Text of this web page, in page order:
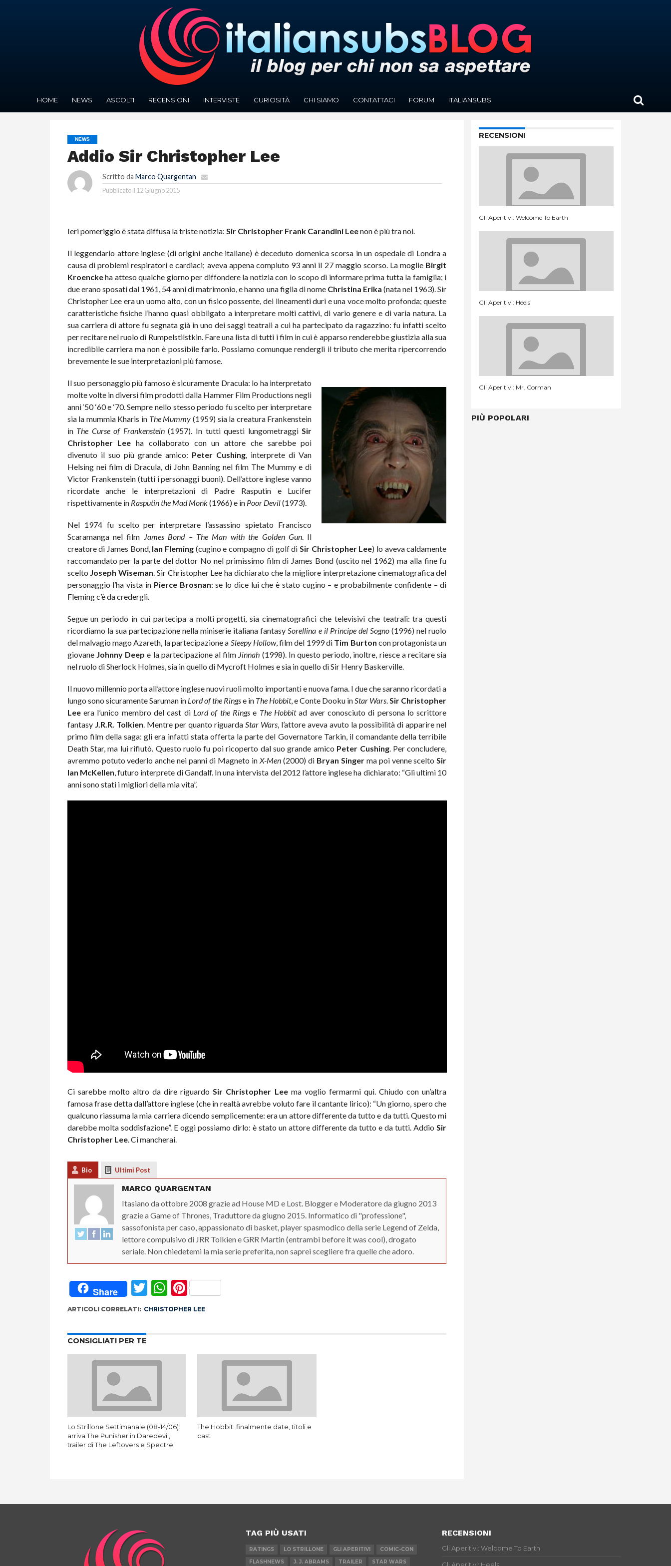
HOME NEWS ASCOLTI RECENSIONI INTERVISTE CURIOSITÀ CHI SIAMO CONTATTACI FORUM ITALIANSUBS
NEWS
Addio Sir Christopher Lee
Scritto da Marco Quargentan
Pubblicato il 12 Giugno 2015
Ieri pomeriggio è stata diffusa la triste notizia: Sir Christopher Frank Carandini Leenon è più tra noi.
Il leggendario attore inglese (di origini anche italiane) è deceduto domenica scorsa in un ospedale di Londra a
causa di problemi respiratori e cardiaci; aveva appena compiuto 93 anni il 27 maggio scorso. La moglie Birgit
Kroenckeha atteso qualche giorno per diffondere la notizia con lo scopo di informare prima tutta la famiglia; i
due erano sposati dal 1961, 54 anni di matrimonio, e hanno una figlia di nome Christina Erika (nata nel 1963). Sir
Christopher Lee era un uomo alto, con un fisico possente, dei lineamenti duri e una voce molto profonda; queste
caratteristiche fisiche l’hanno quasi obbligato a interpretare molti cattivi, di vario genere e di varia natura. La
sua carriera di attore fu segnata già in uno dei saggi teatrali a cui ha partecipato da ragazzino: fu infatti scelto
per recitare nel ruolo di Rumpelstilstkin. Fare una lista di tutti i film in cui è apparso renderebbe giustizia alla sua
incredibile carriera ma non è possibile farlo. Possiamo comunque rendergli il tributo che merita ripercorrendo
brevemente le sue interpretazioni più famose.
Il suo personaggio più famoso è sicuramente Dracula: lo ha interpretato
molte volte in diversi film prodotti dalla Hammer Film Productions negli
anni ‘50 ‘60 e ‘70. Sempre nello stesso periodo fu scelto per interpretare
sia la mummia Kharis in The Mummy (1959) sia la creatura Frankenstein
in The Curse of Frankenstein(1957). In tutti questi lungometraggiSir
Christopher Lee ha collaborato con un attore che sarebbe poi
divenuto il suo più grande amico: Peter Cushing, interprete di Van
Helsing nei film di Dracula, di John Banning nel film The Mummy e di
Victor Frankenstein (tutti i personaggi buoni). Dell’attore inglese vanno
ricordate anche le interpretazioni di Padre Rasputin e Lucifer
rispettivamente in Rasputin the Mad Monk(1966) e in Poor Devil(1973).
Nel 1974 fu scelto per interpretare l’assassino spietato Francisco
Scaramanga nel film James Bond – The Man with the Golden Gun. Il
creatore di James Bond, Ian Fleming (cugino e compagno di golf di Sir Christopher Lee) lo aveva caldamente
raccomandato per la parte del dottor No nel primissimo film di James Bond (uscito nel 1962) ma alla fine fu
scelto Joseph Wiseman. Sir Christopher Lee ha dichiarato che la migliore interpretazione cinematografica del
personaggio l’ha vista in Pierce Brosnan: se lo dice lui che è stato cugino – e probabilmente confidente – di
Fleming c’è da credergli.
Segue un periodo in cui partecipa a molti progetti, sia cinematografici che televisivi che teatrali: tra questi
ricordiamo la sua partecipazione nella miniserie italiana fantasySorellina e il Principe del Sogno (1996) nel ruolo
del malvagio mago Azareth, la partecipazione a Sleepy Hollow, film del 1999 di Tim Burton con protagonista un
giovane Johnny Deep e la partecipazione al film Jinnah (1998). In questo periodo, inoltre, riesce a recitare sia
nel ruolo di Sherlock Holmes, sia in quello di Mycroft Holmes e sia in quello di Sir Henry Baskerville.
Il nuovo millennio porta all’attore inglese nuovi ruoli molto importanti e nuova fama. I due che saranno ricordati a
lungo sono sicuramente Saruman in Lord of the Ringse in The Hobbit, e Conte Dooku inStar Wars.Sir Christopher
Leeera l’unico membro del cast di Lord of the Rings e The Hobbitad aver conosciuto di persona lo scrittore
fantasy J.R.R. Tolkien. Mentre per quanto riguarda Star Wars, l’attore aveva avuto la possibilità di apparire nel
primo film della saga: gli era infatti stata offerta la parte del Governatore Tarkin, il comandante della terribile
Death Star, ma lui rifiutò. Questo ruolo fu poi ricoperto dal suo grande amico Peter Cushing. Per concludere,
avremmo potuto vederlo anche nei panni di Magneto in X-Men(2000) di Bryan Singerma poi venne sceltoSir
Ian McKellen, futuro interprete di Gandalf. In una intervista del 2012 l’attore inglese ha dichiarato: “Gli ultimi 10
anni sono stati i migliori della mia vita”.
Ci sarebbe molto altro da dire riguardoSir Christopher Leema voglio fermarmi qui. Chiudo con un’altra
famosa frase detta dall’attore inglese (che in realtà avrebbe voluto fare il cantante lirico): “Un giorno, spero che
qualcuno riassuma la mia carriera dicendo semplicemente: era un attore differente da tutto e da tutti. Questo mi
darebbe molta soddisfazione”. E oggi possiamo dirlo: è stato un attore differente da tutto e da tutti. AddioSir
Christopher Lee. Ci mancherai.
Bio Ultimi Post
MARCO QUARGENTAN
Itasiano da ottobre 2008 grazie ad House MD e Lost. Blogger e Moderatore da giugno 2013
grazie a Game of Thrones, Traduttore da giugno 2015. Informatico di "professione",
sassofonista per caso, appassionato di basket, player spasmodico della serie Legend of Zelda,
lettore compulsivo di JRR Tolkien e GRR Martin (entrambi before it was cool), drogato
seriale. Non chiedetemi la mia serie preferita, non saprei scegliere fra quelle che adoro.
Share Twitter
WhatsApp
Pinterest
ARTICOLI CORRELATI: CHRISTOPHER LEE
CONSIGLIATI PER TE
Lo Strillone Settimanale (08-14/06):
arriva The Punisher in Daredevil,
trailer di The Leftovers e Spectre
The Hobbit: finalmente date, titoli e
cast
RECENSIONI
Gli Aperitivi: Welcome To Earth
Gli Aperitivi: Heels
Gli Aperitivi: Mr. Corman
PIÙ POPOLARI
TAG PIÙ USATI
RATINGS LO STRILLONE GLI APERITIVI
COMIC-CON
FLASHNEWS
J. J. ABRAMS TRAILER STAR WARS
RECENSIONI
Gli Aperitivi: Welcome To Earth